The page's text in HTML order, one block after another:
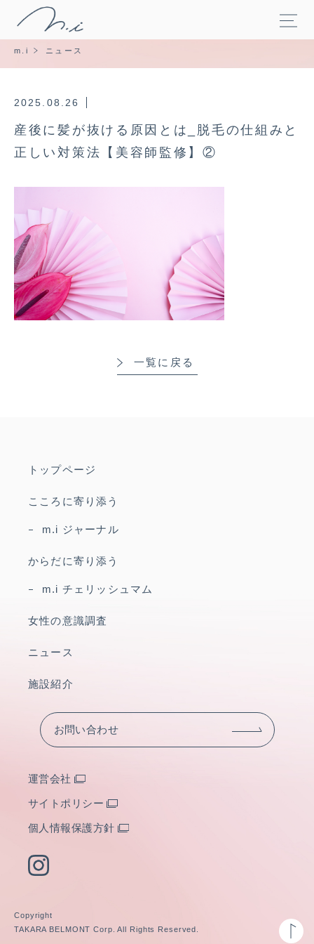
m.i ニュース
2025.08.26
産後に髪が抜ける原因とは_脱毛の仕組みと
正しい対策法【美容師監修】②
一覧に戻る
トップページ
こころに寄り添う
m.i ジャーナル
からだに寄り添う
m.i チェリッシュマム
女性の意識調査
ニュース
施設紹介
お問い合わせ
運営会社
サイトポリシー
個人情報保護方針
Copyright
TAKARA BELMONT Corp. All Rights Reserved.